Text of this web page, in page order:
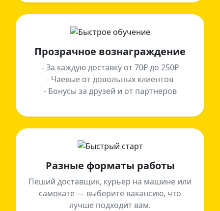
Прозрачное вознаграждение
- За каждую доставку от 70₽ до 250₽
- Чаевые от довольных клиентов
- Бонусы за друзей и от партнеров
Разные форматы работы
Пеший доставщик, курьер на машине или
самокате — выберите вакансию, что
лучше подходит вам.